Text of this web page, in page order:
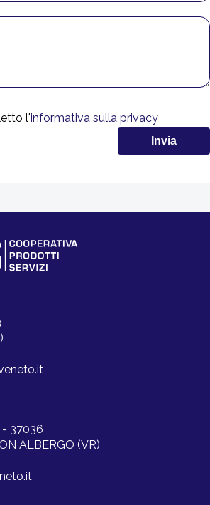
l'informativa sulla privacy
- 37036
ALBERGO (VR)